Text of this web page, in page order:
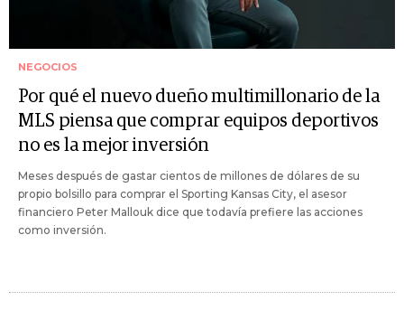
NEGOCIOS
Por qué el nuevo dueño multimillonario de la
MLS piensa que comprar equipos deportivos
no es la mejor inversión
Meses después de gastar cientos de millones de dólares de su
propio bolsillo para comprar el Sporting Kansas City, el asesor
financiero Peter Mallouk dice que todavía prefiere las acciones
como inversión.